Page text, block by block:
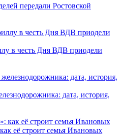
передали Ростовской
в честь Дня ВДВ приодели
дата, история,
её строит семья Ивановых